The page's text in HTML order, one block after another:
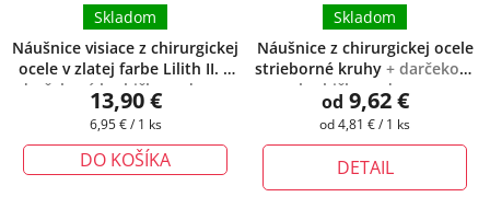
Náušnice visiace z chirurgickej
ocele v zlatej farbe Lilith II. +
darčeková krabička zadarmo
Skladom
13,90 €
Jednotková
6,95 € / 1 ks
DO KOŠÍKA
Náušnice z chirurgickej ocele
strieborné kruhy + darčeková
krabička zadarmo
Skladom
od 9,62 €
Jednotková
od 4,81 € / 1 ks
DETAIL